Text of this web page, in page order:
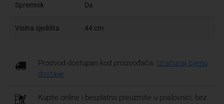
Spremnik Da
Visina sjedišta 44 cm
Proizvod dostupan kod proizvođača.
Izračunaj cijenu
dostave
Kupite online i besplatno preuzmite u poslovnici, bez